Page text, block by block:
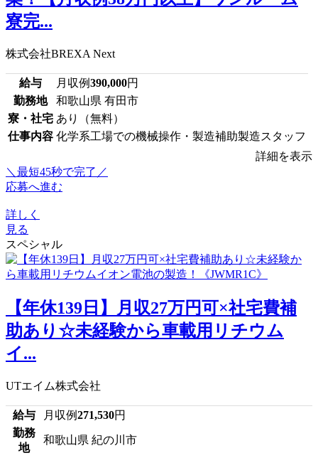
寮完...
株式会社BREXA Next
給与 月収例390,000円
勤務地
和歌山県 有田市
寮・社宅 あり（無料）
仕事内容 化学系工場での機械操作・製造補助製造スタッフ
詳細を表示
＼最短45秒で完了／
応募へ進む
詳しく
見る
スペシャル
【年休139日】月収27万円可×社宅費補
助あり☆未経験から車載用リチウム
イ...
UTエイム株式会社
給与 月収例271,530円
勤務
地
和歌山県 紀の川市